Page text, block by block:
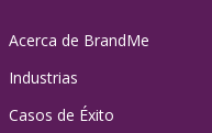
Acerca de BrandMe
Industrias
Casos de Éxito